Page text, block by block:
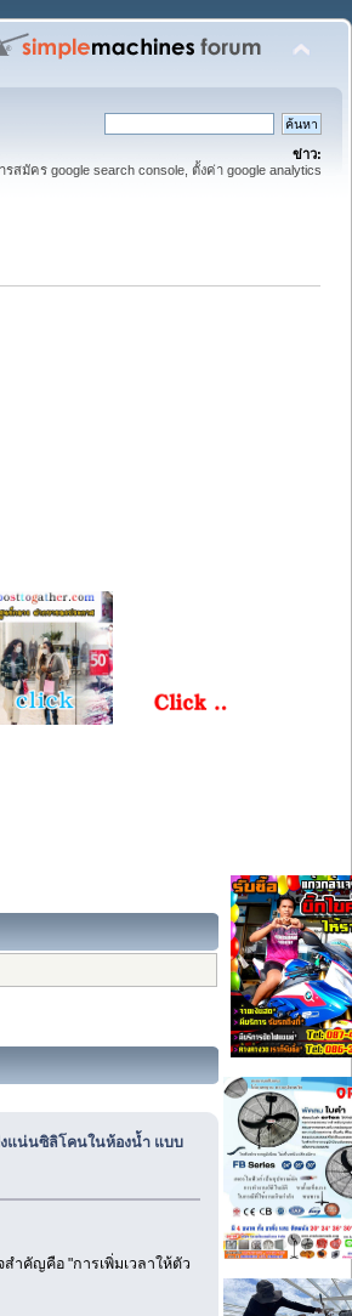
ข่าว:
สมัคร google search console, ตั้งค่า google analytics
แน่นซิลิโคนในห้องน้ำ แบบ
ำคัญคือ "การเพิ่มเวลาให้ตัว